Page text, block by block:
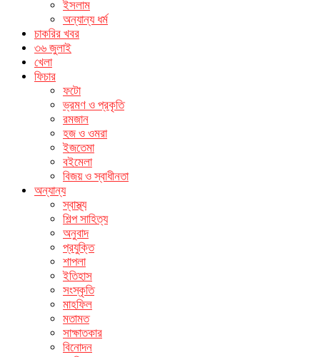
ইসলাম
অন্যান্য ধর্ম
চাকরির খবর
৩৬ জুলাই
খেলা
ফিচার
ফটো
ভ্রমণ ও প্রকৃতি
রমজান
হজ ও ওমরা
ইজতেমা
বইমেলা
বিজয় ও স্বাধীনতা
অন্যান্য
স্বাস্থ্য
শিল্প সাহিত্য
অনুবাদ
প্রযুক্তি
শাপলা
ইতিহাস
সংস্কৃতি
মাহফিল
মতামত
সাক্ষাতকার
বিনোদন